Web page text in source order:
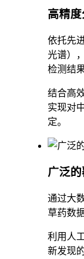
高精
依托先
光谱）
检测结
结合高
实现对
定。
广泛的
通过大
草药数
利用人
新发现